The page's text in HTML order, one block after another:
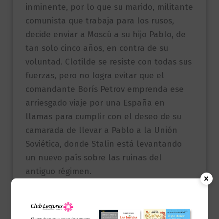
inminente, por lo que su marido, militante
comunista que trabaja para los rusos,
decide enviar a Moscú a su hijo Pablo, de
tan solo cinco años, en contra de su
voluntad. Clotilde se resiste con todas sus
fuerzas, pero no logra evitar que el
comandante Borís Petrov emprenda ese
arriesgado viaje por una España en
llamas para cumplir con el deseo de su
camarada de llevar a Pablo a la Unión
Soviética, donde Stalin está levantando
un nuevo país sobre las ruinas del
antiguo régimen.